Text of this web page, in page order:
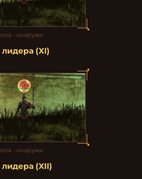
- снаружи
(XІ)
- снаружи
(XІI)